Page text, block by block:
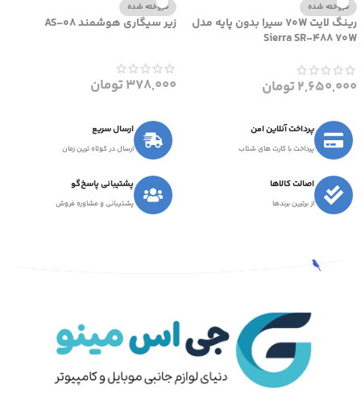
فروخته شده
رینگ لایت 70W سیرا بدون پایه مدل
Sierra SR-488 70W
2,650,000تومان
فروخته شده
زیر سیگاری هوشمند AS-08
378,000تومان
پرداخت آنلاین امن
پرداخت با کارت های شتاب
ارسال سریع
ارسال در کوتاه ترین زمان
اصالت کالاها
از برترین برندها
پشتیبانی پاسخ‌گو
پشتیبانی و مشاوره فروش